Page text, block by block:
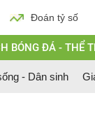
Đoán tỷ số
BÓNG ĐÁ - THỂ
- Dân sinh